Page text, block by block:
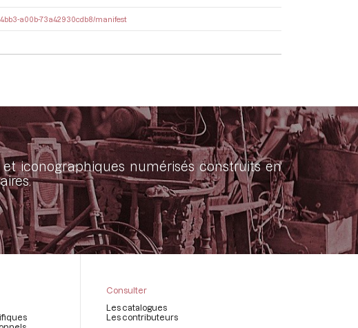
4bb3-a00b-73a42930cdb8/manifest
iconographiques numérisés construits en
Consulter
Les catalogues
Les contributeurs